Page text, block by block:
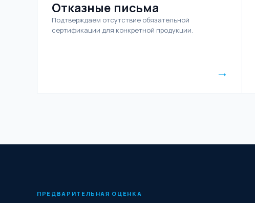
Отказные письма
Подтверждаем отсутствие обязательной
сертификации для конкретной продукции.
→
ПРЕДВАРИТЕЛЬНАЯ ОЦЕНКА